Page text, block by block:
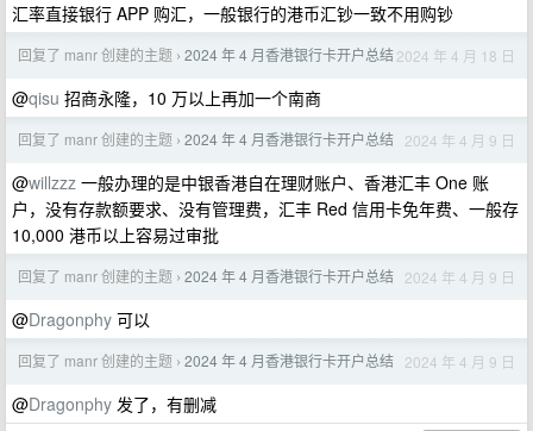
汇率直接银行 APP 购汇，一般银行的港币汇钞一致不用购钞
回复了 manr 创建的主题 › 2024 年 4 月香港银行卡开户总结2024 年 4 月 18 日
@qisu 招商永隆，10 万以上再加一个南商
回复了 manr 创建的主题 › 2024 年 4 月香港银行卡开户总结 2024 年 4 月 9 日
@willzzz 一般办理的是中银香港自在理财账户、香港汇丰 One 账
户，没有存款额要求、没有管理费，汇丰 Red 信用卡免年费、一般存
10,000 港币以上容易过审批
回复了 manr 创建的主题 › 2024 年 4 月香港银行卡开户总结 2024 年 4 月 9 日
@Dragonphy 可以
回复了 manr 创建的主题 › 2024 年 4 月香港银行卡开户总结 2024 年 4 月 9 日
@Dragonphy 发了，有删减